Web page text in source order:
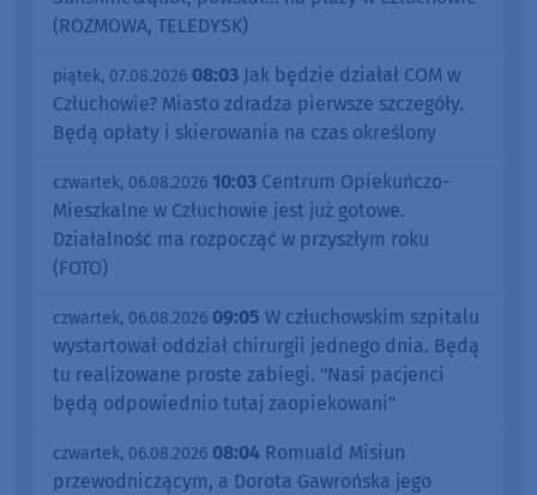
(ROZMOWA, TELEDYSK)
piątek, 07.08.2026 08:03 Jak będzie działał COM w
Człuchowie? Miasto zdradza pierwsze szczegóły.
Będą opłaty i skierowania na czas określony
czwartek, 06.08.2026 10:03 Centrum Opiekuńczo-
Mieszkalne w Człuchowie jest już gotowe.
Działalność ma rozpocząć w przyszłym roku
(FOTO)
czwartek, 06.08.2026 09:05 W człuchowskim szpitalu
wystartował oddział chirurgii jednego dnia. Będą
tu realizowane proste zabiegi. "Nasi pacjenci
będą odpowiednio tutaj zaopiekowani"
czwartek, 06.08.2026 08:04 Romuald Misiun
przewodniczącym, a Dorota Gawrońska jego